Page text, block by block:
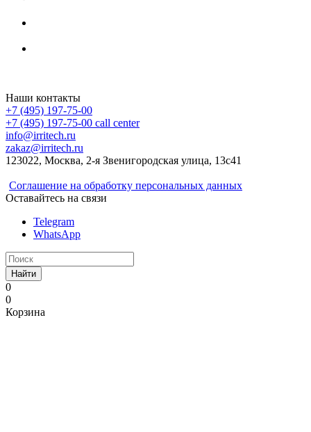
Наши контакты
+7 (495) 197-75-00
+7 (495) 197-75-00 call center
info@irritech.ru
zakaz@irritech.ru
123022, Москва, 2-я Звенигородская улица, 13с41
Соглашение на обработку персональных данных
Оставайтесь на связи
Telegram
WhatsApp
Найти
0
0
Корзина